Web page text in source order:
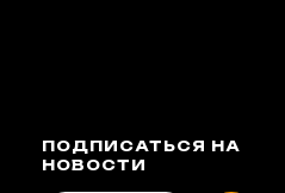
ПОДПИСАТЬСЯ НА
НОВОСТИ